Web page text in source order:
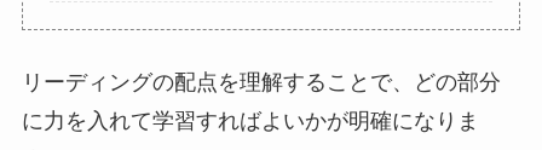
リーディングの配点を理解することで、どの部分
に力を入れて学習すればよいかが明確になりま